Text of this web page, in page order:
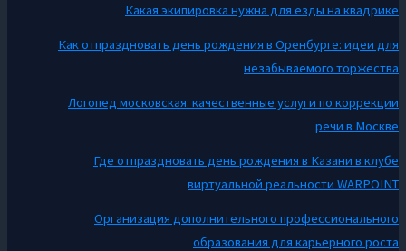
Какая экипировка нужна для езды на квадрике
Как отпраздновать день рождения в Оренбурге: идеи для
незабываемого торжества
Логопед московская: качественные услуги по коррекции
речи в Москве
Где отпраздновать день рождения в Казани в клубе
виртуальной реальности WARPOINT
Организация дополнительного профессионального
образования для карьерного роста